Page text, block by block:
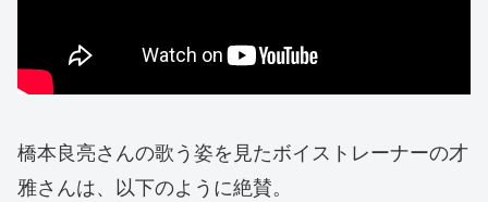
橋本良亮さんの歌う姿を見たボイストレーナーの才
雅さんは、以下のように絶賛。